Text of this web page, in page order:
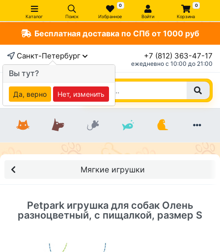
Каталог Поиск
0
Избранное Войти
0
Корзина
Бесплатная доставка по СПб от 1000 руб
Санкт-Петербург +7 (812) 363-47-17
ежедневно c 10:00 до 21:00
Мягкие игрушки
Petpark игрушка для собак Олень
разноцветный, с пищалкой, размер S
Вы тут?
Да, верно Нет, изменить